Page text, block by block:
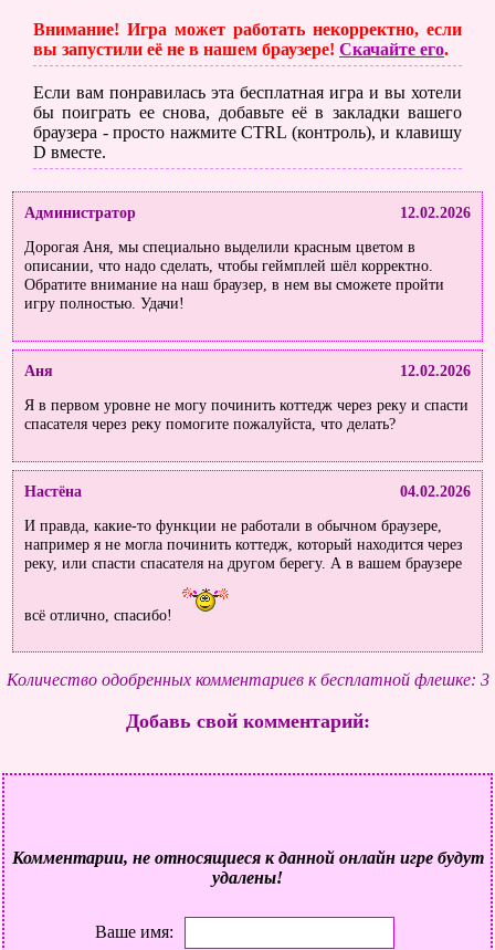
Внимание! Игра может работать некорректно, если
вы запустили её не в нашем браузере! Скачайте его.
Если вам понравилась эта бесплатная игра и вы хотели
бы поиграть ее снова, добавьте её в закладки вашего
браузера - просто нажмите CTRL (контроль), и клавишу
D вместе.
Администратор
12.02.2026
Дорогая Аня, мы специально выделили красным цветом в
описании, что надо сделать, чтобы геймплей шёл корректно.
Обратите внимание на наш браузер, в нем вы сможете пройти
игру полностью. Удачи!
Аня
12.02.2026
Я в первом уровне не могу починить коттедж через реку и спасти
спасателя через реку помогите пожалуйста, что делать?
Настёна
04.02.2026
И правда, какие-то функции не работали в обычном браузере,
например я не могла починить коттедж, который находится через
реку, или спасти спасателя на другом берегу. А в вашем браузере
всё отлично, спасибо!
Количество одобренных комментариев к бесплатной флешке: 3
Добавь свой комментарий:
Комментарии, не относящиеся к данной онлайн игре будут
удалены!
Ваше имя: